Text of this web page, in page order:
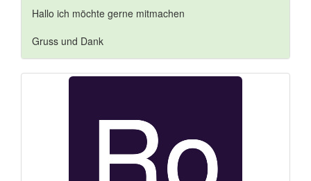
Hallo ich möchte gerne mitmachen
Gruss und Dank